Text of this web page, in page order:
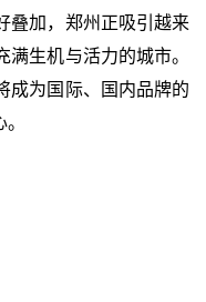
叠加，郑州正吸引越来
生机与活力的城市。
成为国际、国内品牌的